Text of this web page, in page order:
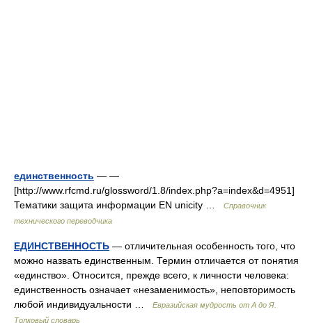
единственность — —
[http://www.rfcmd.ru/glossword/1.8/index.php?a=index&d=4951]
Тематики защита информации EN unicity …
Справочник
технического переводчика
ЕДИНСТВЕННОСТЬ — отличительная особенность того, что
можно назвать единственным. Термин отличается от понятия
«единство». Относится, прежде всего, к личности человека:
единственность означает «незаменимость», неповторимость
любой индивидуальности …
Евразийская мудрость от А до Я.
Толковый словарь